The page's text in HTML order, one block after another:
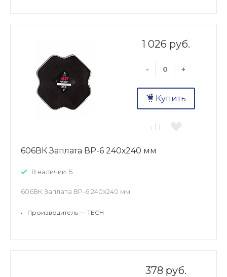
1 026 руб.
- +
Купить
606ВК Заплата ВР-6 240х240 мм
В наличии: 5
606ВК Заплата ВР-6 240х240 мм
• Производитель — TECH
378 руб.